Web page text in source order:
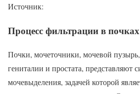
Источник:
Процесс фильтрации в почках
Почки, мочеточники, мочевой
гениталии и простата, представляют
мочевыделения, задачей которой